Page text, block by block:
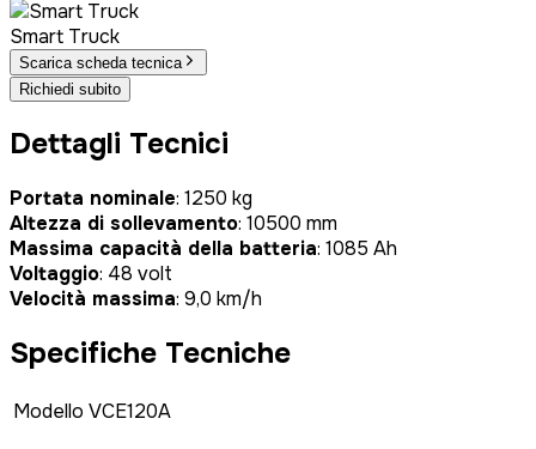
Smart Truck
Scarica scheda tecnica
Richiedi subito
Dettagli Tecnici
Portata nominale: 1250 kg
Altezza di sollevamento: 10500 mm
Massima capacità della batteria: 1085 Ah
Voltaggio: 48 volt
Velocità massima: 9,0 km/h
Specifiche Tecniche
Modello VCE120A